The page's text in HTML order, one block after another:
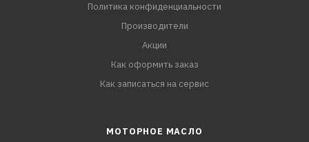
Политика конфиденциальности
Производители
Акции
Как оформить заказ
Как записаться на сервис
МОТОРНОЕ МАСЛО